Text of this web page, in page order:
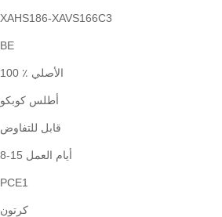
XAHS186-XAVS166C3
BE
100 ٪ الأصلي
أطلس كوبكو
قابل للتفاوض
8-15 أيام العمل
PCE1
كرتون